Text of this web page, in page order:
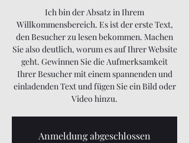
Ich bin der Absatz in Ihrem
Willkommensbereich. Es ist der erste Text,
den Besucher zu lesen bekommen. Machen
Sie also deutlich, worum es auf Ihrer Website
geht. Gewinnen Sie die Aufmerksamkeit
Ihrer Besucher mit einem spannenden und
einladenden Text und fügen Sie ein Bild oder
Video hinzu.
Anmeldung abgeschlossen